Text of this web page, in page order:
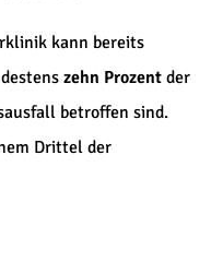
kann bereits
zehn Prozent der
betroffen sind.
Drittel der